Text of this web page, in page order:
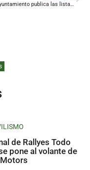
El Ayuntamiento publica las listas de admitidos en las bolsas de empleo de carpintero y pintor
de Rallyes Todo
pone al volante de